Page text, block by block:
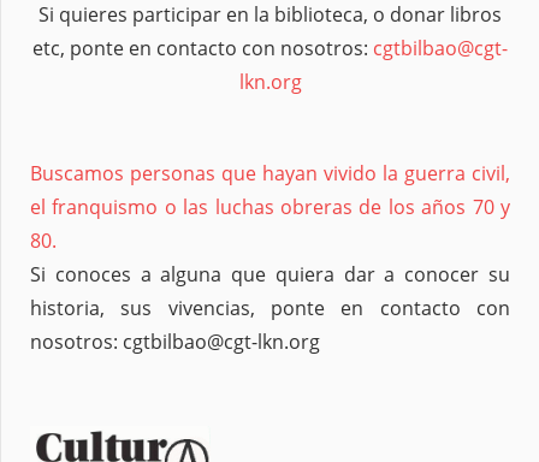
Si quieres participar en la biblioteca, o donar libros
etc, ponte en contacto con nosotros: cgtbilbao@cgt-
lkn.org
Buscamos personas que hayan vivido la guerra civil,
el franquismo o las luchas obreras de los años 70 y
80.
Si conoces a alguna que quiera dar a conocer su
historia, sus vivencias, ponte en contacto con
nosotros: cgtbilbao@cgt-lkn.org